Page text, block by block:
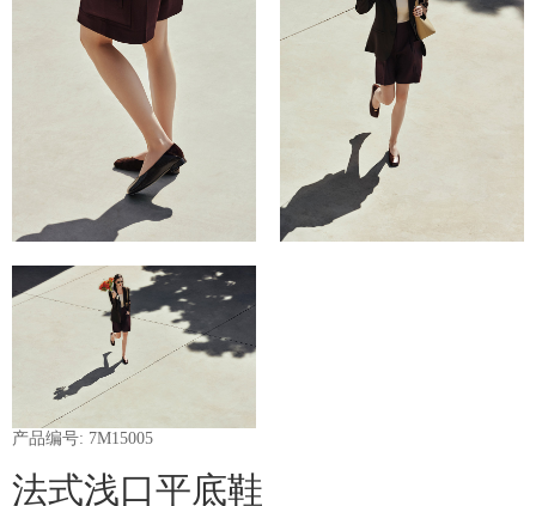
产品编号: 7M15005
法式浅口平底鞋